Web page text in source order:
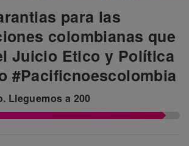
para las
colombianas que
Juicio Etico y Política
#Pacificnoescolombia
Lleguemos a 200